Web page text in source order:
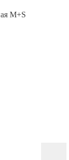
М+S